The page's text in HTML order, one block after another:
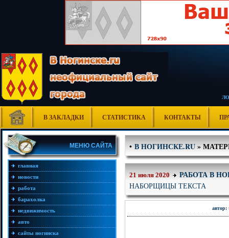
В ЗАКЛАДКИ СТАТИСТИКА КОНТАКТЫ
МЕНЮ САЙТА
главная
новости
работа
барахолка
недвижимость
авто
сайты ногинска
•В НОГИНСКЕ.RU»
21 июля 2020 РАБОТА В
НАБОРЩИЦЫ ТЕКСТА
автор: